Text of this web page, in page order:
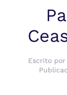
Escrito por